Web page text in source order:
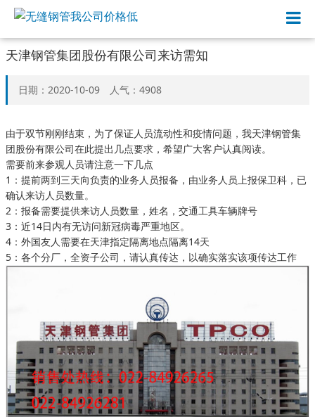
天津钢管集团股份有限公司来访需知
日期：2020-10-09 人气：4908
由于双节刚刚结束，为了保证人员流动性和疫情问题，我天津钢管集
团股份有限公司在此提出几点要求，希望广大客户认真阅读。
需要前来参观人员请注意一下几点
1：提前两到三天向负责的业务人员报备，由业务人员上报保卫科，已
确认来访人员数量。
2：报备需要提供来访人员数量，姓名，交通工具车辆牌号
3：近14日内有无访问新冠病毒严重地区。
4：外国友人需要在天津指定隔离地点隔离14天
5：各个分厂，全资子公司，请认真传达，以确实落实该项传达工作